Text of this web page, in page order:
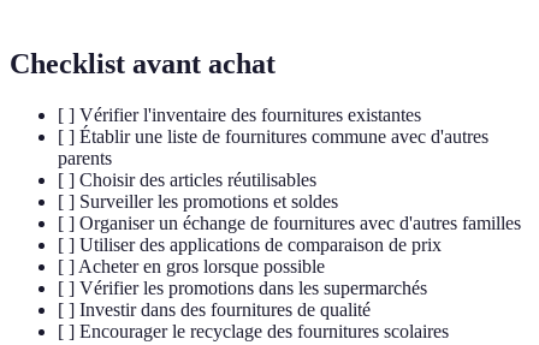
Checklist avant achat
[ ] Vérifier l'inventaire des fournitures existantes
[ ] Établir une liste de fournitures commune avec d'autres
parents
[ ] Choisir des articles réutilisables
[ ] Surveiller les promotions et soldes
[ ] Organiser un échange de fournitures avec d'autres familles
[ ] Utiliser des applications de comparaison de prix
[ ] Acheter en gros lorsque possible
[ ] Vérifier les promotions dans les supermarchés
[ ] Investir dans des fournitures de qualité
[ ] Encourager le recyclage des fournitures scolaires